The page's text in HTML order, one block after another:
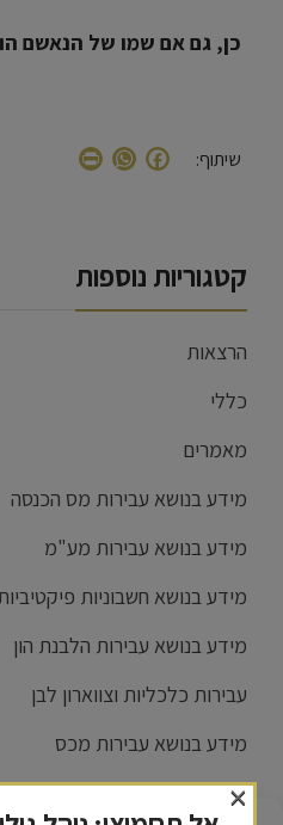
כן, גם אם שמו של הנאשם
שיתוף: Facebook
WhatsApp
קטגוריות נוספות
הרצאות
כללי
מאמרים
מידע בנושא עבירות מס הכנסה
מידע בנושא עבירות מע"מ
מידע בנושא חשבוניות
מידע בנושא עבירות הלבנת הון
עבירות כלכליות וצווארון לבן
מידע בנושא עבירות מכס
התמודדות עם חקירה והליך
×